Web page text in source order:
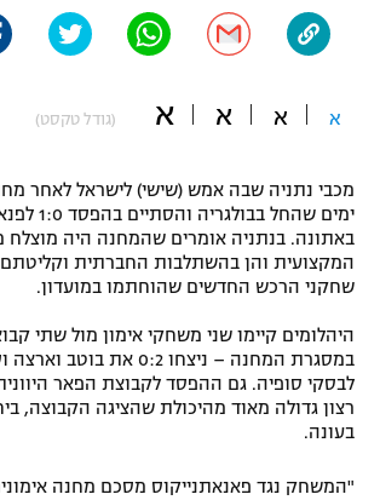
"מחצית בשכונה" – פודקאסט
משתתפים וזוכים בפרסים
תקנון משתתפים וזוכים בפרסים
תקנון עבור פעילות אלקטרה
תקנון עבור פעילות ספורט 1 – "מרלן"
טניס
גיימינג E-Sports
תנאי שימוש
מדיניות פרטיות
אופניים
ספורט מוטורי
פוטבול אמריקאי NFL
בייסבול MLB
ספורט אתגרי ואקסטרים
אומנויות לחימה
א א א א (גודל טקסט)
מכבי נתניה שבה אמש (שישי) לישראל לאחר
ימים שהחל
באתונה. בנתניה אומרים שהמחנה היה מוצלח
המקצועית והן בהשתלבות החברתית
שחקני הרכש החדשים שהוחתמו במועדון.
היהלומים קיימו שני משחקי אימון מול שתי
לבסקי סופיה. גם ההפסד לקבוצת הפאר
רצון גדולה מאוד מהיכולת שהציגה הקבוצה,
בעונה.
"המשחק נגד פאנאתנייקוס מסכם מחנה